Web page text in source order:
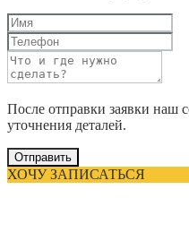
После отправки заявки наш
уточнения деталей.
Отправить
ХОЧУ ЗАПИСАТЬСЯ